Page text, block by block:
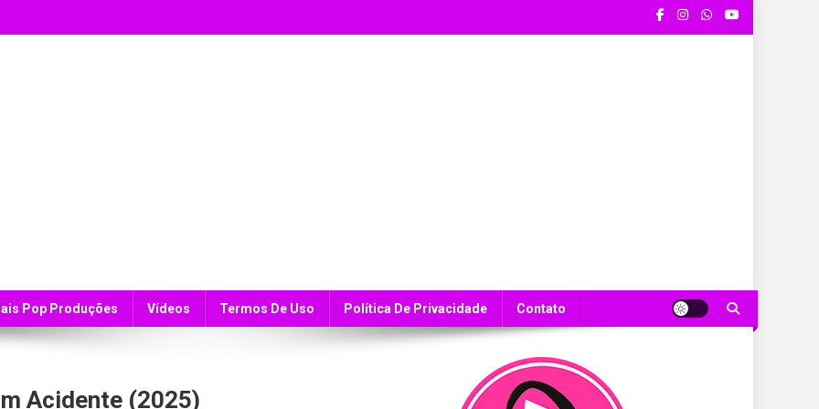
Pop Produções Vídeos Termos De Uso Política De Privacidade Contato
Acidente (2025)